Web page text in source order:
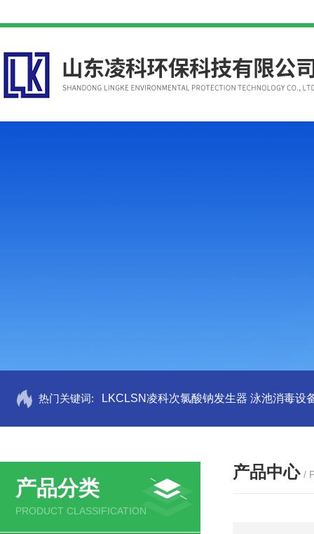
热门关键词: LKCLSN凌科次氯酸钠发生器 泳池消毒设
产品分类
PRODUCT CLASSIFICATION
产品中心 /